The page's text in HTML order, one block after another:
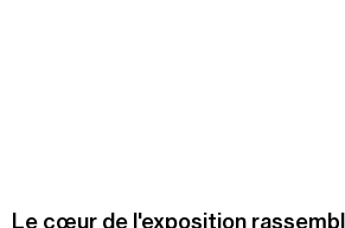
Le cœur de l'exposition